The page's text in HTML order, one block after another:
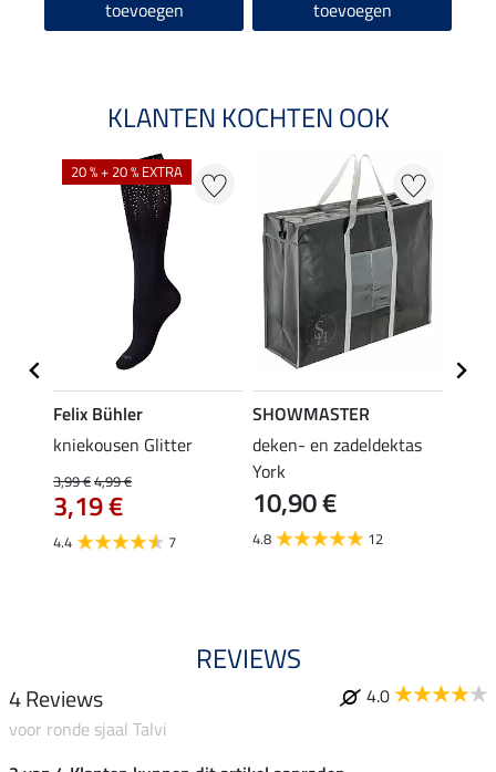
toevoegen toevoegen
KLANTEN KOCHTEN OOK
20 % + 20 % EXTRA
Felix Bühler
kniekousen Glitter
3,99 €4,99 €
3,19 €
4.4 7
SHOWMASTER
deken- en zadeldektas
York
10,90 €
4.8 12
REVIEWS
4 Reviews
4.0
voor ronde sjaal Talvi